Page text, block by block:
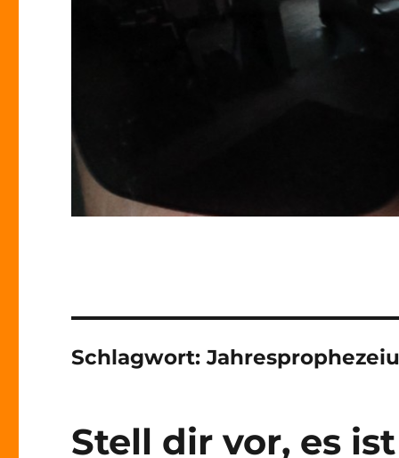
Schlagwort:
Stell dir vor, es ist